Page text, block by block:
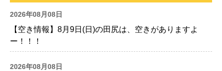
2026年08月08日
【空き情報】8月9日(日)の田尻は、空きがありますよ
ー！！！
2026年08月08日